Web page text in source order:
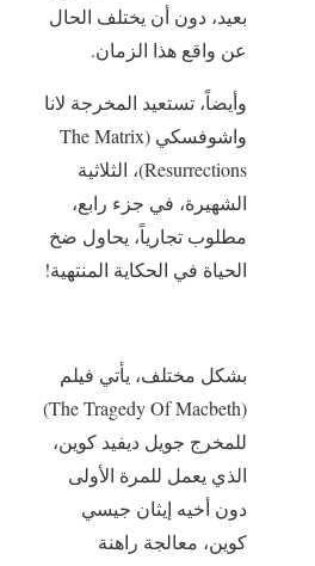
بعيد، دون أن يختلف الحال
عن واقع هذا الزمان.
وأيضاً، تستعيد المخرجة لانا
واشوفسكي (The Matrix
Resurrections)، الثلاثية
الشهيرة، في جزء رابع،
مطلوب تجارياً، يحاول ضخ
الحياة في الحكاية المنتهية!
بشكل مختلف، يأتي فيلم
(The Tragedy Of Macbeth)
للمخرج جويل ديفيد كوين،
الذي يعمل للمرة الأولى
دون أخيه إيثان جيسي
كوين، معالجة راهنة